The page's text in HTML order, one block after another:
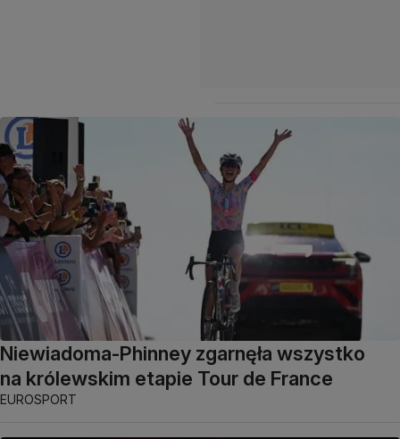
Niewiadoma-Phinney zgarnęła wszystko
na królewskim etapie Tour de France
EUROSPORT